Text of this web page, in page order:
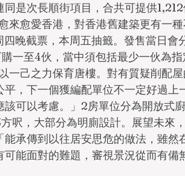
是次長順街項目，合共可提供
愈愛香港，對香港舊建築更有一種
晚截票，本周五抽籤。發售當日會
一至4伙，當中須包括最少一伙為指
己之力保育唐樓。對有質疑削配
，下一個獲編配單位不一定好過上
可以考慮。」2房單位分為開放式
呎，大部分為明廁設計。展望未來
承傳到以往居安思危的做法，雖然
能面對的難題，審視景況從而有備